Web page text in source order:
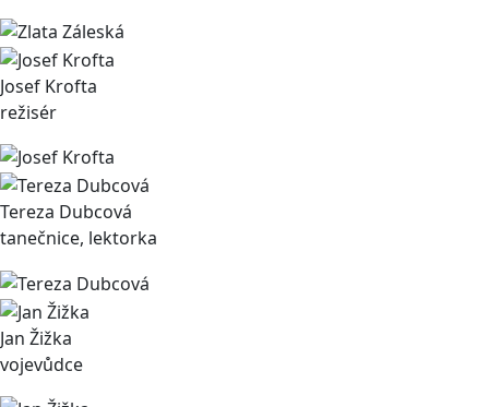
Josef Krofta
režisér
Tereza Dubcová
tanečnice, lektorka
Jan Žižka
vojevůdce